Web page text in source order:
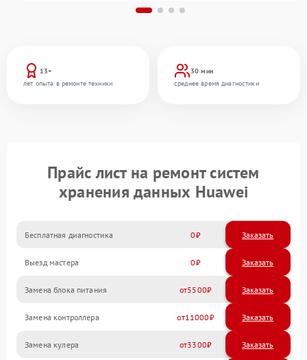
13+
лет опыта в ремонте техники
30 мин
среднее время диагностики
Прайс лист на ремонт систем
хранения данных Huawei
Бесплатная диагностика 0 Заказать
Выезд мастера 0 Заказать
Замена блока питания 5500
Замена контроллера 11000
Замена кулера 3300